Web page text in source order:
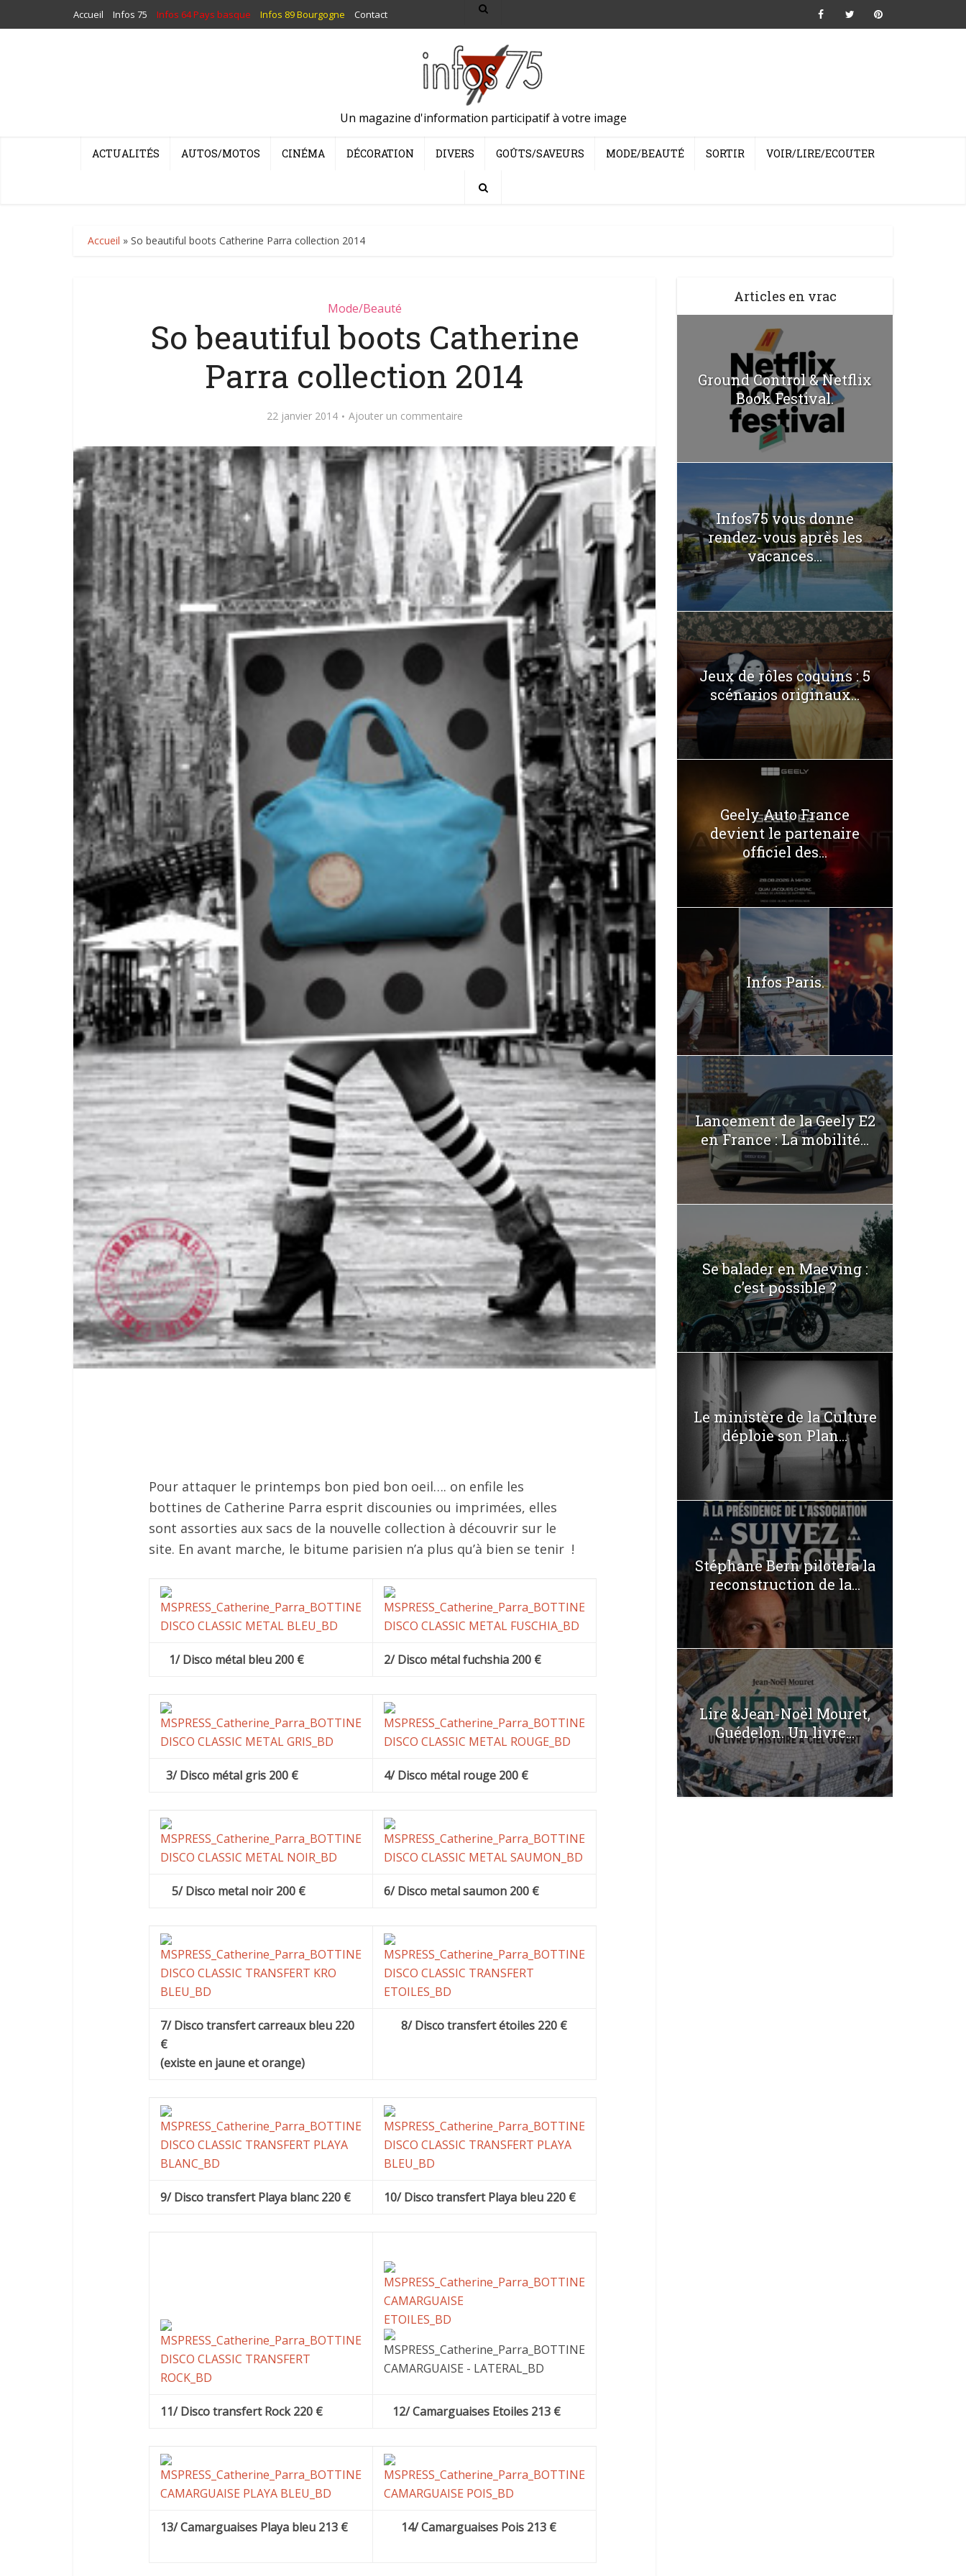
Accueil Infos 75 Infos 64 Pays basque Infos 89 Bourgogne Contact
Un magazine d'information participatif à votre image
ACTUALITÉS AUTOS/MOTOS CINÉMA DÉCORATION DIVERS GOÛTS/SAVEURS MODE/BEAUTÉ SORTIR VOIR/LIRE/ECOUTER
Accueil » So beautiful boots Catherine Parra collection 2014
Mode/Beauté
So beautiful boots Catherine
Parra collection 2014
22 janvier 2014 Ajouter un commentaire
Pour attaquer le printemps bon pied bon oeil…. on enfile les
bottines de Catherine Parra esprit discounies ou imprimées, elles
sont assorties aux sacs de la nouvelle collection à découvrir sur le
site. En avant marche, le bitume parisien n’a plus qu’à bien se tenir !
1/ Disco métal bleu 200 € 2/ Disco métal fuchshia 200 €
3/ Disco métal gris 200 € 4/ Disco métal rouge 200 €
5/ Disco metal noir 200 € 6/ Disco metal saumon 200 €
7/ Disco transfert carreaux bleu 220
€
(existe en jaune et orange)
8/ Disco transfert étoiles 220 €
9/ Disco transfert Playa blanc 220 € 10/ Disco transfert Playa bleu 220 €
11/ Disco transfert Rock 220 € 12/ Camarguaises Etoiles 213 €
13/ Camarguaises Playa bleu 213 € 14/ Camarguaises Pois 213 €
Articles en vrac
Ground Control & Netflix
Book Festival.
Infos75 vous donne
rendez-vous après les
vacances...
Jeux de rôles coquins : 5
scénarios originaux...
Geely Auto France
devient le partenaire
officiel des...
Infos Paris.
Lancement de la Geely E2
en France : La mobilité...
Se balader en Maeving :
c’est possible ?
Le ministère de la Culture
déploie son Plan...
Stéphane Bern pilotera la
reconstruction de la...
Lire &Jean-Noël Mouret,
Guédelon. Un livre...